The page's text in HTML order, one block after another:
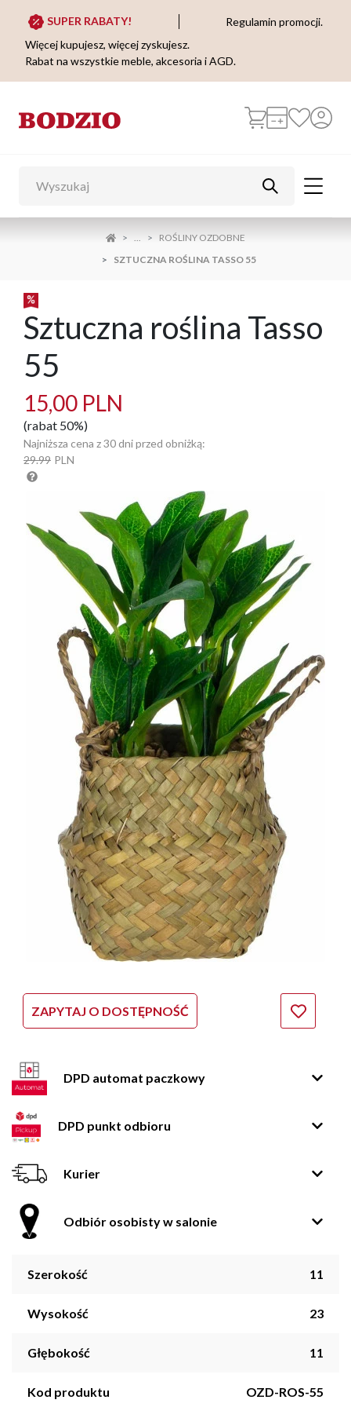
SUPER RABATY!
Regulamin promocji.
Więcej kupujesz, więcej zyskujesz.
Rabat na wszystkie meble, akcesoria i AGD.
...
ROŚLINY OZDOBNE
SZTUCZNA ROŚLINA TASSO 55
Sztuczna roślina Tasso
55
15,00 PLN
(rabat 50%)
Najniższa cena z 30 dni przed obniżką:
29.99 PLN
ZAPYTAJ O DOSTĘPNOŚĆ
DPD automat paczkowy
DPD punkt odbioru
Kurier
Odbiór osobisty w salonie
Szerokość 11
Wysokość 23
Głębokość 11
Kod produktu OZD-ROS-55